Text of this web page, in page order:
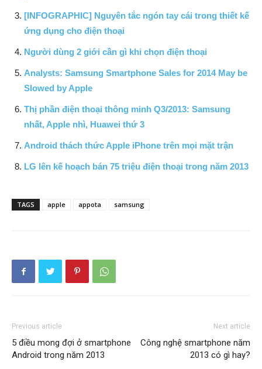
[INFOGRAPHIC] Nguyên tắc ngón tay cái trong thiết kế
ứng dụng cho điện thoại
Người dùng 2 giới cần gì khi chọn điện thoại
Analysts: Samsung Smartphone Sales for 2014 May be
Slowed by Apple
Thị phần điện thoại thông minh Q3/2013: Samsung
nhất, Apple nhì, Huawei thứ 3
Android thách thức Apple iPhone trên mọi mặt trận
LG lên kế hoạch bán 75 triệu điện thoại trong năm 2013
TAGS apple appota samsung
Previous article
5 điều mong đợi ở smartphone
Android trong năm 2013
Next article
Công nghệ smartphone năm
2013 có gì hay?